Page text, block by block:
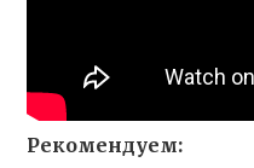
Рекомендуем: